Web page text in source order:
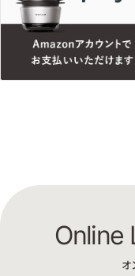
Online
オ